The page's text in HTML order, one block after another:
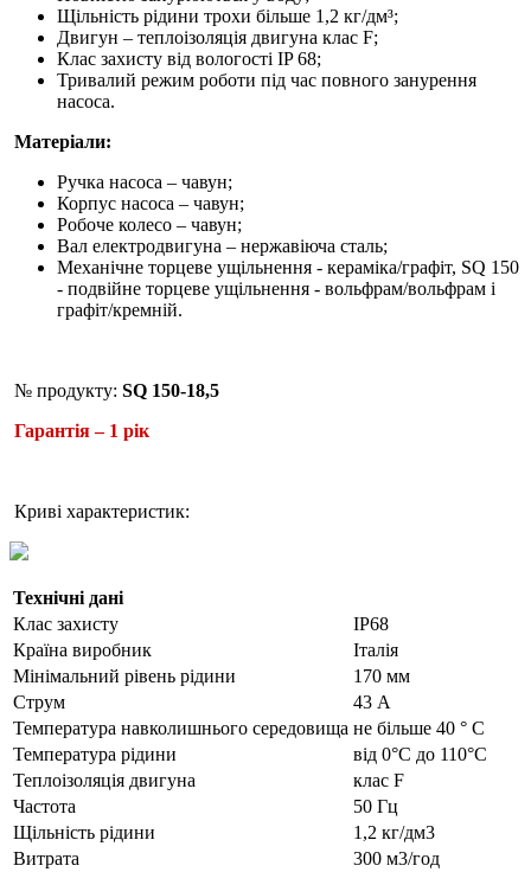
Щільність рідини трохи більше 1,2 кг/дм³;
Двигун – теплоізоляція двигуна клас F;
Клас захисту від вологості IP 68;
Тривалий режим роботи під час повного занурення
насоса.
Матеріали:
Ручка насоса – чавун;
Корпус насоса – чавун;
Робоче колесо – чавун;
Вал електродвигуна – нержавіюча сталь;
Механічне торцеве ущільнення - кераміка/графіт, SQ 150
- подвійне торцеве ущільнення - вольфрам/вольфрам і
графіт/кремній.
№ продукту: SQ 150-18,5
Гарантія – 1 рік
Криві характеристик:
Технічні дані
Клас захисту
IP68
Країна виробник
Італія
Мінімальний рівень рідини
170 мм
Струм
43 А
Температура навколишнього середовища не більше 40 ° С
Температура рідини
від 0°С до 110°С
Теплоізоляція двигуна
клас F
Частота
50 Гц
Щільність рідини
1,2 кг/дм3
Витрата
300 м3/год